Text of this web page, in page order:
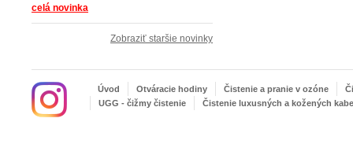
celá novinka
Zobraziť staršie novinky
Úvod Otváracie hodiny Čistenie a pranie v ozóne
UGG - čižmy čistenie
Čistenie luxusných a kožených